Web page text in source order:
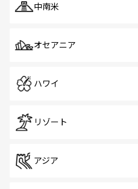
中南米
オセアニア
ハワイ
リゾート
アジア